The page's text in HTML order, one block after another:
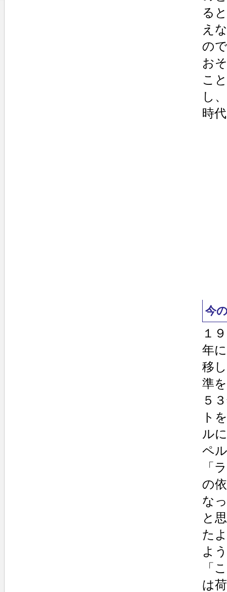
る
え
の
お
こ
し
時
今
１
年
移
準
５
ト
ル
ペ
「
の
な
と
た
よ
「
は